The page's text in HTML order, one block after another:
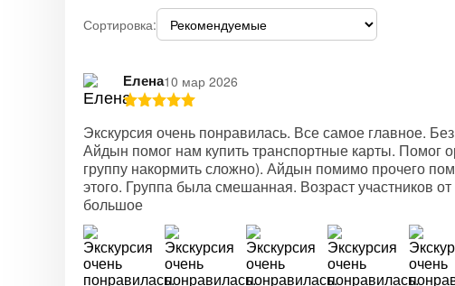
Сортировка:
Елена10 мар 2026
Экскурсия очень понравилась. Все самое главное.
Айдын помог нам купить транспортные карты. Помог
группу накормить сложно). Айдын помимо прочего
этого. Группа была смешанная. Возраст участников
большое